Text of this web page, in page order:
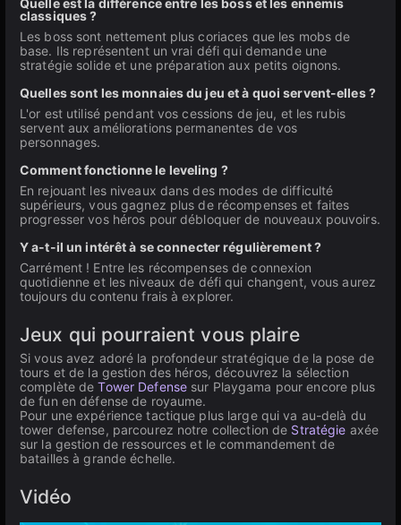
Quelle est la différence entre les boss et les ennemis
classiques ?
Les boss sont nettement plus coriaces que les mobs de
base. Ils représentent un vrai défi qui demande une
stratégie solide et une préparation aux petits oignons.
Quelles sont les monnaies du jeu et à quoi servent-elles ?
L'or est utilisé pendant vos cessions de jeu, et les rubis
servent aux améliorations permanentes de vos
personnages.
Comment fonctionne le leveling ?
En rejouant les niveaux dans des modes de difficulté
supérieurs, vous gagnez plus de récompenses et faites
progresser vos héros pour débloquer de nouveaux pouvoirs.
Y a-t-il un intérêt à se connecter régulièrement ?
Carrément ! Entre les récompenses de connexion
quotidienne et les niveaux de défi qui changent, vous aurez
toujours du contenu frais à explorer.
Jeux qui pourraient vous plaire
Si vous avez adoré la profondeur stratégique de la pose de
tours et de la gestion des héros, découvrez la sélection
complète deTower Defense sur Playgama pour encore plus
de fun en défense de royaume.
Pour une expérience tactique plus large qui va au-delà du
tower defense, parcourez notre collection de Stratégie axée
sur la gestion de ressources et le commandement de
batailles à grande échelle.
Vidéo